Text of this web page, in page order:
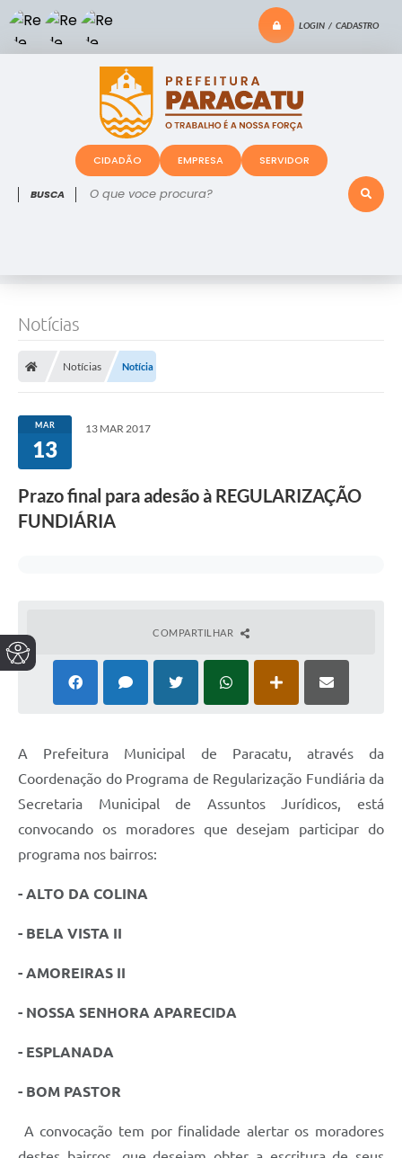
LOGIN / CADASTRO
O que voce procura?
CIDADÃO EMPRESA SERVIDOR
Notícias
Notícias Notícia
MAR
13
13 MAR 2017
Prazo final para adesão à REGULARIZAÇÃO
FUNDIÁRIA
COMPARTILHAR
A Prefeitura Municipal de Paracatu, através da
Coordenação do Programa de Regularização Fundiária da
Secretaria Municipal de Assuntos Jurídicos, está
convocando os moradores que desejam participar do
programa nos bairros:
- ALTO DA COLINA
- BELA VISTA II
- AMOREIRAS II
- NOSSA SENHORA APARECIDA
- ESPLANADA
- BOM PASTOR
A convocação tem por finalidade alertar os moradores